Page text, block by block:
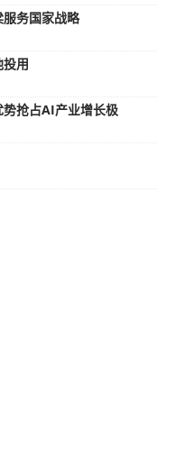
务国家战略
用
抢占AI产业增长极